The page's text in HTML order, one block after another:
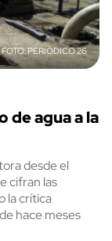
PERIÓDICO 26
de agua a la
desde el
cifran las
la crítica
hace meses